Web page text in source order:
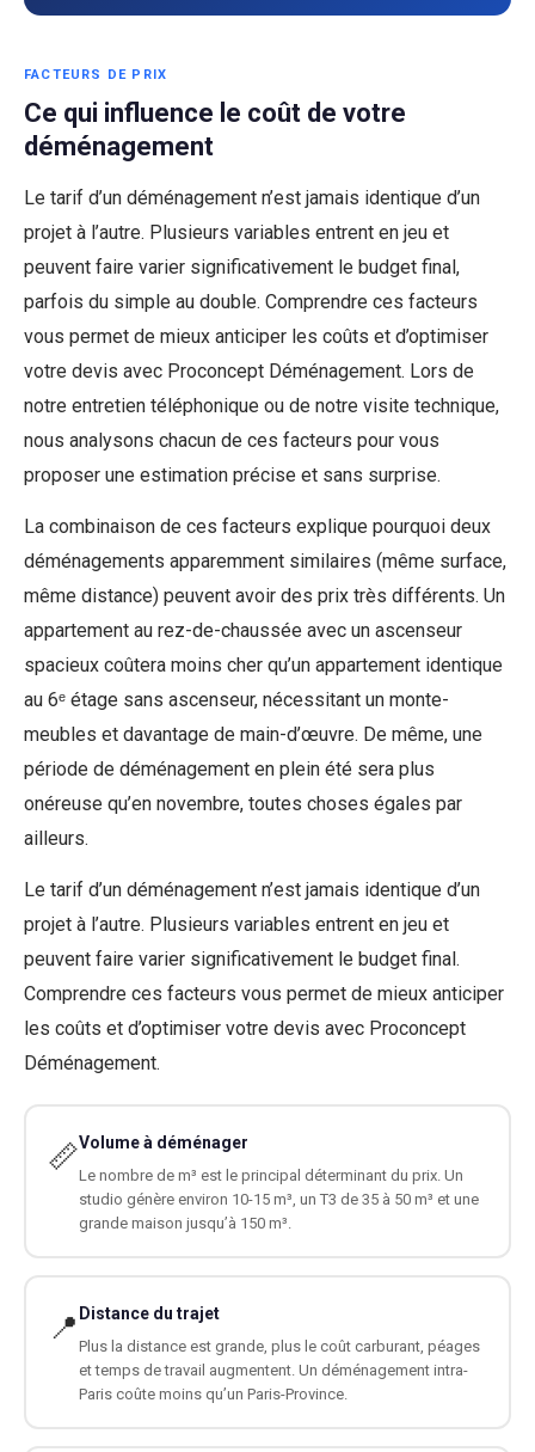
FACTEURS DE PRIX
Ce qui influence le coût de votre
déménagement
Le tarif d’un déménagement n’est jamais identique d’un
projet à l’autre. Plusieurs variables entrent en jeu et
peuvent faire varier significativement le budget final,
parfois du simple au double. Comprendre ces facteurs
vous permet de mieux anticiper les coûts et d’optimiser
votre devis avec Proconcept Déménagement. Lors de
notre entretien téléphonique ou de notre visite technique,
nous analysons chacun de ces facteurs pour vous
proposer une estimation précise et sans surprise.
La combinaison de ces facteurs explique pourquoi deux
déménagements apparemment similaires (même surface,
même distance) peuvent avoir des prix très différents. Un
appartement au rez-de-chaussée avec un ascenseur
spacieux coûtera moins cher qu’un appartement identique
au 6ᵉ étage sans ascenseur, nécessitant un monte-
meubles et davantage de main-d’œuvre. De même, une
période de déménagement en plein été sera plus
onéreuse qu’en novembre, toutes choses égales par
ailleurs.
Le tarif d’un déménagement n’est jamais identique d’un
projet à l’autre. Plusieurs variables entrent en jeu et
peuvent faire varier significativement le budget final.
Comprendre ces facteurs vous permet de mieux anticiper
les coûts et d’optimiser votre devis avec Proconcept
Déménagement.
📏Volume à déménager
Le nombre de m³ est le principal déterminant du prix. Un
studio génère environ 10-15 m³, un T3 de 35 à 50 m³ et une
grande maison jusqu’à 150 m³.
📍 Distance du trajet
Plus la distance est grande, plus le coût carburant, péages
et temps de travail augmentent. Un déménagement intra-
Paris coûte moins qu’un Paris-Province.